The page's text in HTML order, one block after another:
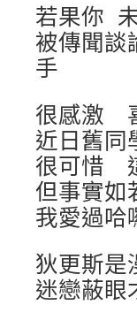
若果你
被傳聞談
手
很感激
近日舊
很可惜
但事實如
我愛過哈
狄更斯
迷戀蔽